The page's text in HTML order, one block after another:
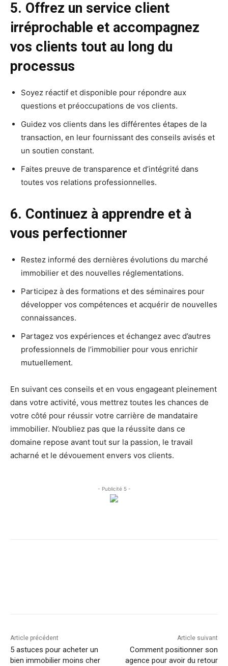
5. Offrez un service client
irréprochable et accompagnez
vos clients tout au long du
processus
Soyez réactif et disponible pour répondre aux
questions et préoccupations de vos clients.
Guidez vos clients dans les différentes étapes de la
transaction, en leur fournissant des conseils avisés et
un soutien constant.
Faites preuve de transparence et d’intégrité dans
toutes vos relations professionnelles.
6. Continuez à apprendre et à
vous perfectionner
Restez informé des dernières évolutions du marché
immobilier et des nouvelles réglementations.
Participez à des formations et des séminaires pour
développer vos compétences et acquérir de nouvelles
connaissances.
Partagez vos expériences et échangez avec d’autres
professionnels de l’immobilier pour vous enrichir
mutuellement.
En suivant ces conseils et en vous engageant pleinement
dans votre activité, vous mettrez toutes les chances de
votre côté pour réussir votre carrière de mandataire
immobilier. N’oubliez pas que la réussite dans ce
domaine repose avant tout sur la passion, le travail
acharné et le dévouement envers vos clients.
- Publicité 5 -
Article précédent
5 astuces pour acheter un
bien immobilier moins cher
Article suivant
Comment positionner son
agence pour avoir du retour